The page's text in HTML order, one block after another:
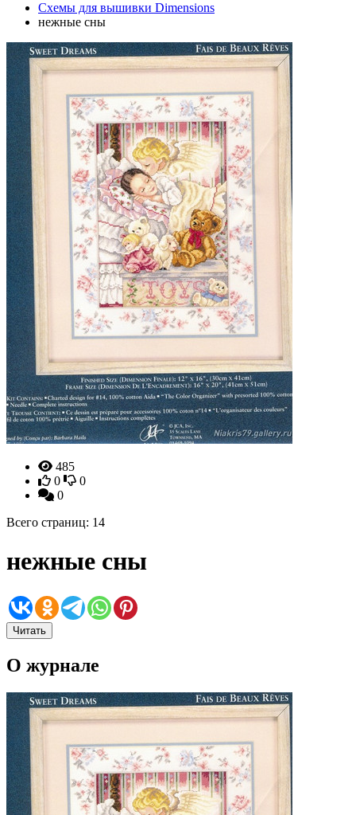
Схемы для вышивки Dimensions
нежные сны
485
0
0
0
Всего страниц: 14
нежные сны
Читать
О журнале